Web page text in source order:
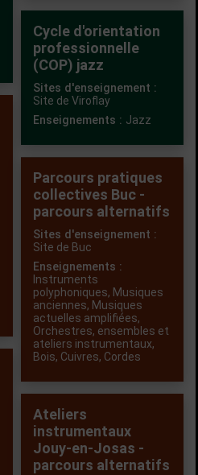
Cycle d'orientation
professionnelle
(COP) jazz
Sites d'enseignement :
Site de Viroflay
Enseignements : Jazz
Parcours pratiques
collectives Buc -
parcours alternatifs
Sites d'enseignement :
Site de Buc
Enseignements :
Instruments
polyphoniques, Musiques
anciennes, Musiques
actuelles amplifiées,
Orchestres, ensembles et
ateliers instrumentaux,
Bois, Cuivres, Cordes
Ateliers
instrumentaux
Jouy-en-Josas -
parcours alternatifs